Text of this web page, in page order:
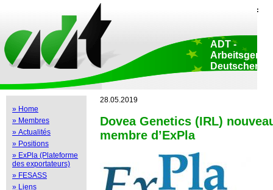
Déclaration de protection de données
::
ADT -
Deutscher
Luxembourg 47-
Bruxelles •
» Home
» Membres
» Actualités
» Positions
» ExPla (Plateforme
des exportateurs)
» FESASS
» Liens
28.05.2019
Dovea Genetics (IRL)
membre d’ExPla